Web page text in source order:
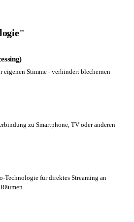
eigenen Stimme - verhindert blechernen
zu Smartphone, TV oder anderen
Technologie für direktes Streaming an